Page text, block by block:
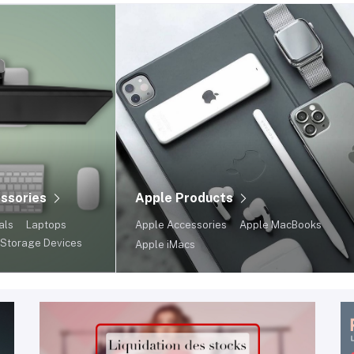
Laptops
Storage Devices
Apple Products
Apple Accessories
Apple MacBooks
Apple iMacs